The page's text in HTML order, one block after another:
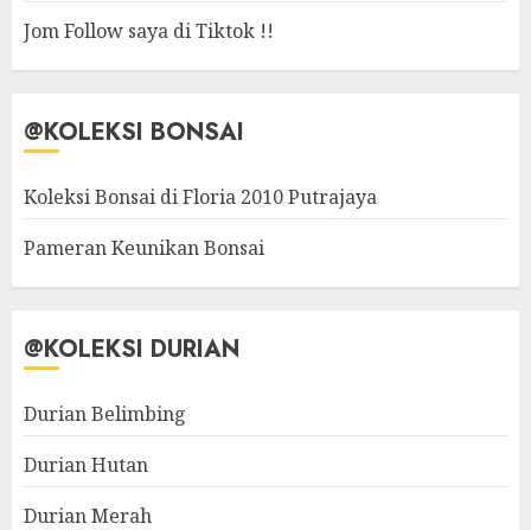
Jom Follow saya di Tiktok !!
@KOLEKSI BONSAI
Koleksi Bonsai di Floria 2010 Putrajaya
Pameran Keunikan Bonsai
@KOLEKSI DURIAN
Durian Belimbing
Durian Hutan
Durian Merah